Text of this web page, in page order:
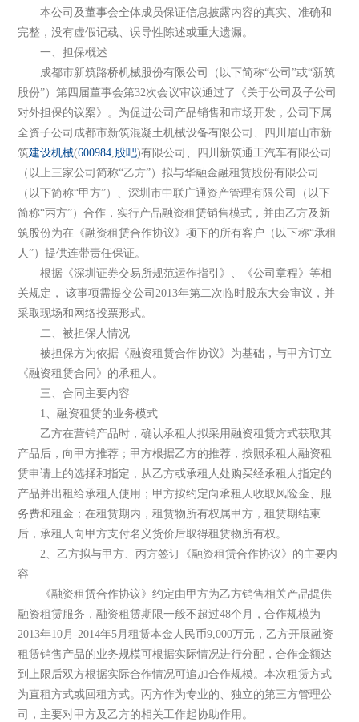
本公司及董事会全体成员保证信息披露内容的真实、准确和
完整，没有虚假记载、误导性陈述或重大遗漏。
一、担保概述
成都市新筑路桥机械股份有限公司（以下简称“公司”或“新筑
股份”）第四届董事会第32次会议审议通过了《关于公司及子公司
对外担保的议案》。为促进公司产品销售和市场开发，公司下属
全资子公司成都市新筑混凝土机械设备有限公司、四川眉山市新
筑建设机械(600984,股吧)有限公司、四川新筑通工汽车有限公司
（以上三家公司简称“乙方”）拟与华融金融租赁股份有限公司
（以下简称“甲方”）、深圳市中联广通资产管理有限公司（以下
简称“丙方”）合作，实行产品融资租赁销售模式，并由乙方及新
筑股份为在《融资租赁合作协议》项下的所有客户（以下称“承租
人”）提供连带责任保证。
根据《深圳证券交易所规范运作指引》、《公司章程》等相
关规定， 该事项需提交公司2013年第二次临时股东大会审议，并
采取现场和网络投票形式。
二、被担保人情况
被担保方为依据《融资租赁合作协议》为基础，与甲方订立
《融资租赁合同》的承租人。
三、合同主要内容
1、融资租赁的业务模式
乙方在营销产品时，确认承租人拟采用融资租赁方式获取其
产品后，向甲方推荐；甲方根据乙方的推荐，按照承租人融资租
赁申请上的选择和指定，从乙方或承租人处购买经承租人指定的
产品并出租给承租人使用；甲方按约定向承租人收取风险金、服
务费和租金；在租赁期内，租赁物所有权属甲方，租赁期结束
后，承租人向甲方支付名义货价后取得租赁物所有权。
2、乙方拟与甲方、丙方签订《融资租赁合作协议》的主要内
容
《融资租赁合作协议》约定由甲方为乙方销售相关产品提供
融资租赁服务，融资租赁期限一般不超过48个月，合作规模为
2013年10月-2014年5月租赁本金人民币9,000万元，乙方开展融资
租赁销售产品的业务规模可根据实际情况进行分配，合作金额达
到上限后双方根据实际合作情况可追加合作规模。本次租赁方式
为直租方式或回租方式。丙方作为专业的、独立的第三方管理公
司，主要对甲方及乙方的相关工作起协助作用。